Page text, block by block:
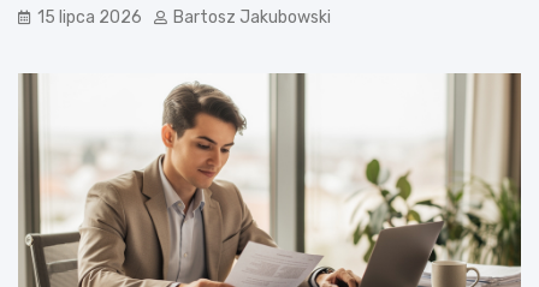
15 lipca 2026 Bartosz Jakubowski